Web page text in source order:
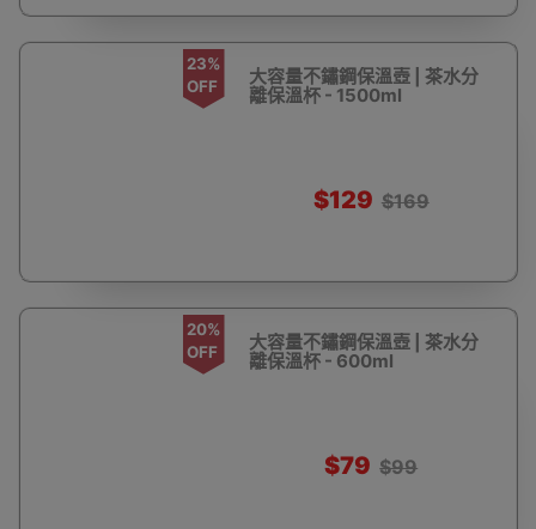
23%
OFF
大容量不鏽鋼保溫壺 | 茶水分
離保溫杯 - 1500ml
$129 $169
20%
OFF
大容量不鏽鋼保溫壺 | 茶水分
離保溫杯 - 600ml
$79 $99